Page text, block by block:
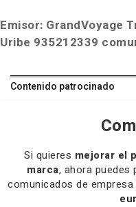
Emisor: GrandVoyage
Uribe 935212339
Contenido patrocinado
Si quieres mejorar el
marca, ahora puedes
comunicados de